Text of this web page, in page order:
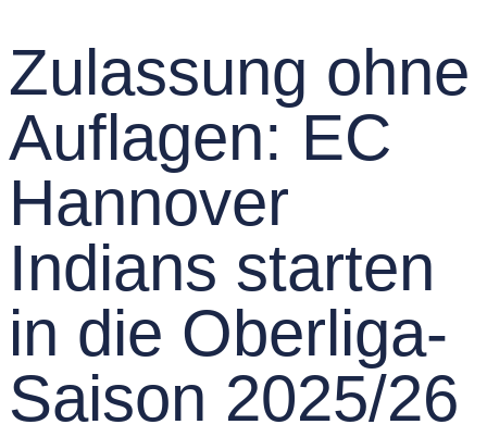
Zulassung ohne
Auflagen: EC
Hannover
Indians starten
in die Oberliga-
Saison 2025/26